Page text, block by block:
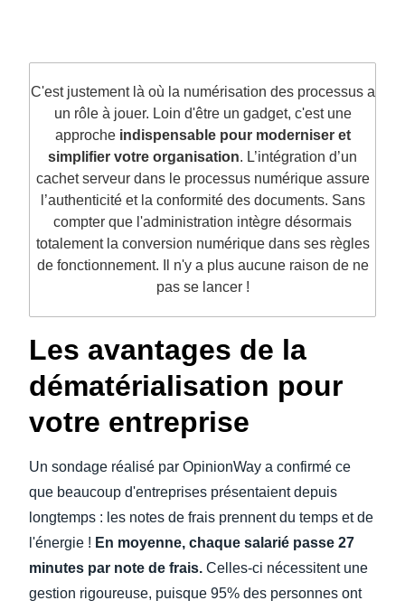
C'est justement là où la numérisation des processus a
un rôle à jouer. Loin d'être un gadget, c'est une
approche indispensable pour moderniser et
simplifier votre organisation. L’intégration d’un
cachet serveur dans le processus numérique assure
l’authenticité et la conformité des documents. Sans
compter que l'administration intègre désormais
totalement la conversion numérique dans ses règles
de fonctionnement. Il n'y a plus aucune raison de ne
pas se lancer !
Les avantages de la
dématérialisation pour
votre entreprise
Un sondage réalisé par OpinionWay a confirmé ce
que beaucoup d'entreprises présentaient depuis
longtemps : les notes de frais prennent du temps et de
l'énergie ! En moyenne, chaque salarié passe 27
minutes par note de frais. Celles-ci nécessitent une
gestion rigoureuse, puisque 95% des personnes ont